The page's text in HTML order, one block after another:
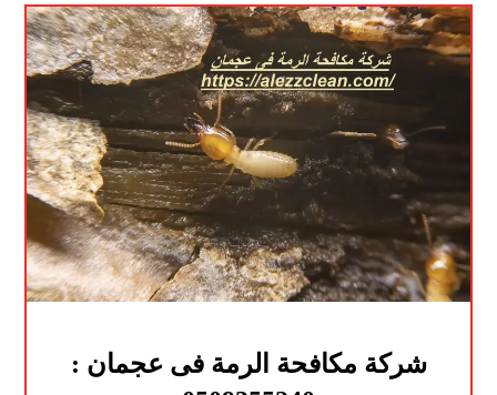
شركة مكافحة الرمة فى عجمان :